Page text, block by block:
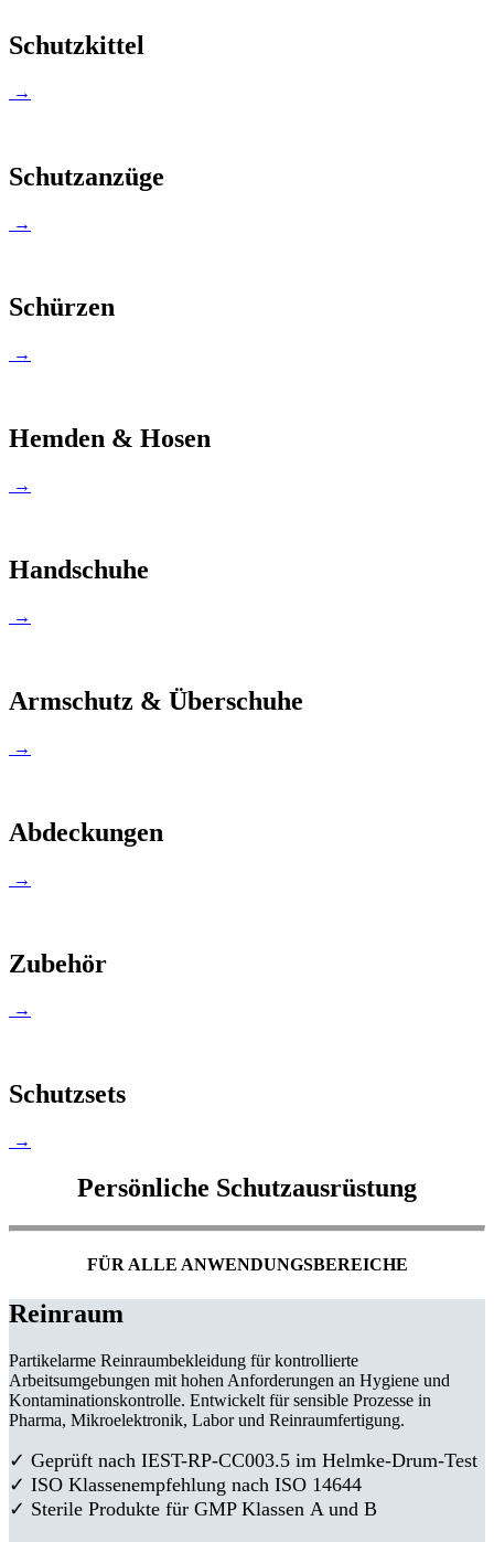
Schutzkittel
→
Schutzanzüge
→
Schürzen
→
Hemden & Hosen
→
Handschuhe
→
Armschutz & Überschuhe
→
Abdeckungen
→
Zubehör
→
Schutzsets
→
Persönliche Schutzausrüstung
FÜR ALLE ANWENDUNGSBEREICHE
Reinraum
Partikelarme Reinraumbekleidung für kontrollierte
Arbeitsumgebungen mit hohen Anforderungen an Hygiene und
Kontaminationskontrolle. Entwickelt für sensible Prozesse in
Pharma, Mikroelektronik, Labor und Reinraumfertigung.
✓ Geprüft nach IEST-RP-CC003.5 im Helmke-Drum-Test
✓ ISO Klassenempfehlung nach ISO 14644
✓ Sterile Produkte für GMP Klassen A und B